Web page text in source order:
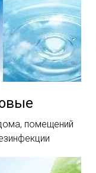
помещений